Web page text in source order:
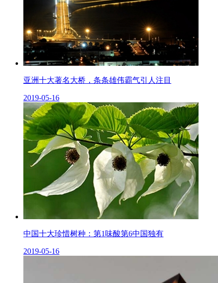
亚洲十大著名大桥，条条雄伟霸气引人注目
2019-05-16
中国十大珍惜树种：第1味酸第6中国独有
2019-05-16